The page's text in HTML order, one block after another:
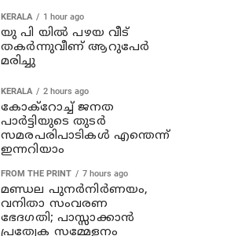
KERALA 1 hour ago
യു പി യില്‍ പഴയ വീട്
തകര്‍ന്നുവീണ് ആറുപേര്‍
മരിച്ചു
KERALA 2 hours ago
കോക്റോച്ച് ജനത
പാര്‍ട്ടിയുടെ തുടര്‍
സമരപരിപാടികള്‍ എന്തെന്ന്
ഇന്നറിയാം
FROM THE PRINT 7 hours ago
മണ്ഡല പുനർനിർണയം,
വനിതാ സംവരണ
ഭേദഗതി; പാസ്സാക്കാൻ
പ്രത്യേക സമ്മേളനം